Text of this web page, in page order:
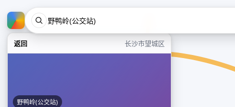
返回 长沙市望城区
野鸭岭(公交站)